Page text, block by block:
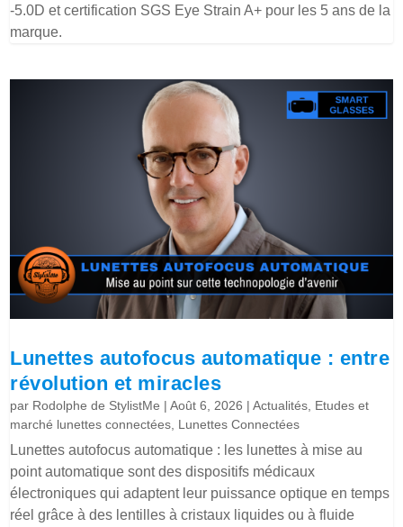
-5.0D et certification SGS Eye Strain A+ pour les 5 ans de la
marque.
Lunettes autofocus automatique : entre
révolution et miracles
par Rodolphe de StylistMe |Août 6, 2026 |Actualités Etudes et
marché lunettes connectées Lunettes Connectées
Lunettes autofocus automatique : les lunettes à mise au
point automatique sont des dispositifs médicaux
électroniques qui adaptent leur puissance optique en temps
réel grâce à des lentilles à cristaux liquides ou à fluide